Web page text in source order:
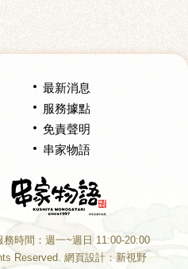
最新消息
服務據點
免責聲明
串家物語
時間：週一~週日 11:00-20:00
Reserved. 網頁設計：新視野